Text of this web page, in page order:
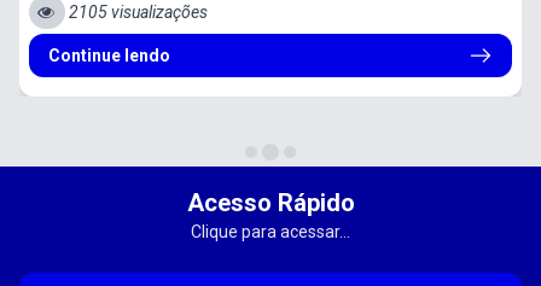
2105 visualizações
Continue lendo
Acesso Rápido
Clique para acessar...